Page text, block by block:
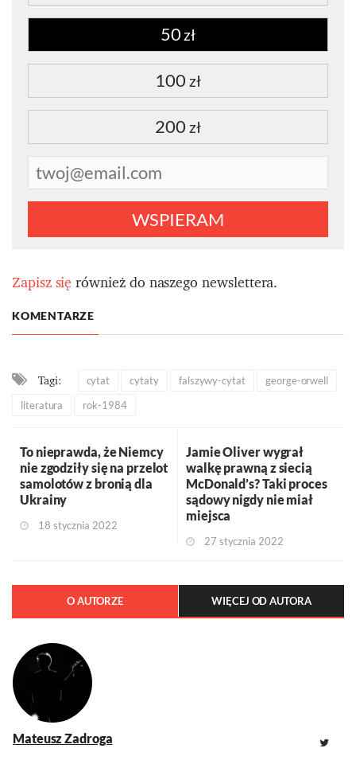
50 zł
100 zł
200 zł
WSPIERAM
Zapisz sięrównież do naszego newslettera.
KOMENTARZE
Tagi: cytat cytaty falszywy-cytat
george-orwell
literatura
rok-1984
To nieprawda, że Niemcy
nie zgodziły się na przelot
samolotów z bronią dla
Ukrainy
18 stycznia 2022
Jamie Oliver wygrał
walkę prawną z siecią
McDonald’s? Taki proces
sądowy nigdy nie miał
miejsca
27 stycznia 2022
O AUTORZE WIĘCEJ OD AUTORA
Mateusz Zadroga